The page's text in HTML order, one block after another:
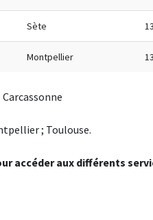
Sète
Montpellier
; Toulouse.
accéder aux différents